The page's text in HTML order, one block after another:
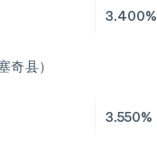
3.400%
奇县）
3.550%